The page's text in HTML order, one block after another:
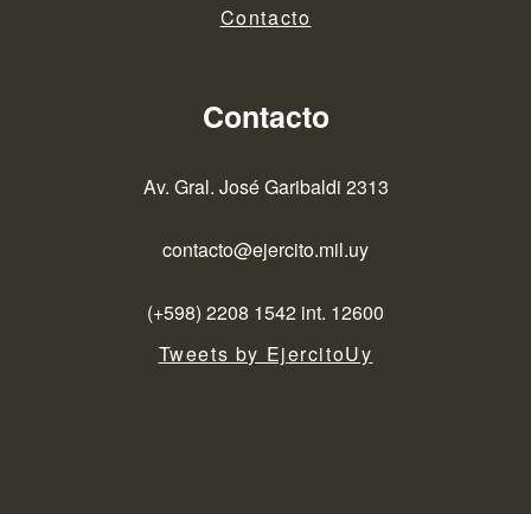
Contacto
Contacto
Av. Gral. José Garibaldi 2313
contacto@ejercito.mil.uy
(+598) 2208 1542 int. 12600
Tweets by EjercitoUy